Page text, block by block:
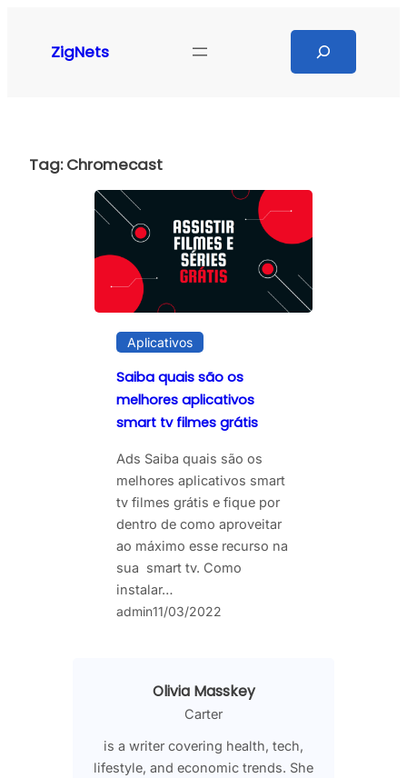
ZigNets
Tag:Chromecast
Aplicativos
Saiba quais são os
melhores aplicativos
smart tv filmes grátis
Ads Saiba quais são os
melhores aplicativos smart
tv filmes grátis e fique por
dentro de como aproveitar
ao máximo esse recurso na
sua smart tv. Como
instalar…
admin11/03/2022
Olivia Masskey
Carter
is a writer covering health, tech,
lifestyle, and economic trends. She